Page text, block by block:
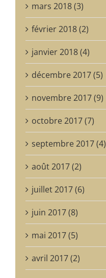
mars 2018 (3)
février 2018 (2)
janvier 2018 (4)
décembre 2017 (5)
novembre 2017 (9)
octobre 2017 (7)
septembre 2017 (4)
août 2017 (2)
juillet 2017 (6)
juin 2017 (8)
mai 2017 (5)
avril 2017 (2)